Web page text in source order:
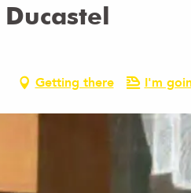
Getting there I'm